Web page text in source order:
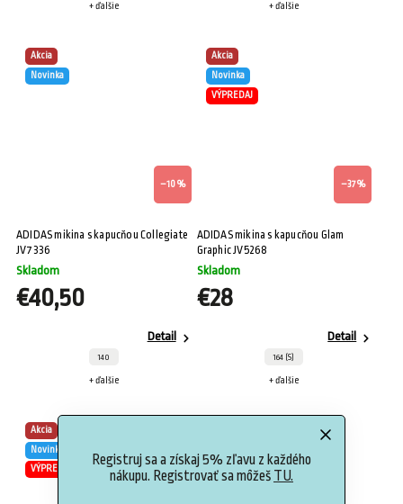
Registruj sa a získaj 5% zľavu z každého
nákupu. Registrovať sa môžeš TU.
+ ďalšie + ďalšie
Akcia
Novinka
–10 %
ADIDAS mikina s kapucňou Collegiate
JV7336
Skladom
€40,50
Detail
140
+ ďalšie
Akcia
Novinka
VÝPREDAJ
–37 %
ADIDAS mikina s kapucňou Glam
Graphic JV5268
Skladom
€28
Detail
164 (S)
+ ďalšie
Akcia
Novinka
VÝPREDAJ